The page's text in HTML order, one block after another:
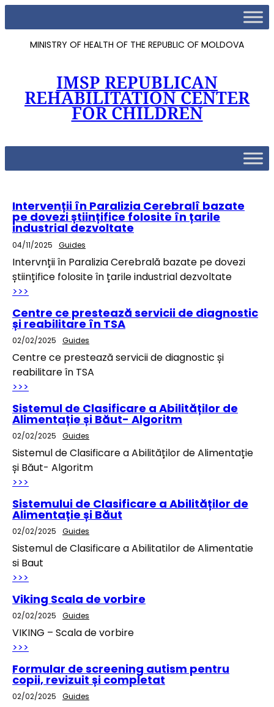
MINISTRY OF HEALTH OF THE REPUBLIC OF MOLDOVA
IMSP REPUBLICAN
REHABILITATION CENTER
FOR CHILDREN
Intervenții în Paralizia Cerebralî bazate
pe dovezi științifice folosite în țarile
industrial dezvoltate
04/11/2025 Guides
Intervnții în Paralizia Cerebrală bazate pe dovezi
științifice folosite în țarile industrial dezvoltate
>>>
Centre ce prestează servicii de diagnostic
și reabilitare în TSA
02/02/2025 Guides
Centre ce prestează servicii de diagnostic și
reabilitare în TSA
>>>
Sistemul de Clasificare a Abilităților de
Alimentație și Băut- Algoritm
02/02/2025 Guides
Sistemul de Clasificare a Abilităților de Alimentație
și Băut- Algoritm
>>>
Sistemului de Clasificare a Abilităților de
Alimentație și Băut
02/02/2025 Guides
Sistemul de Clasificare a Abilitatilor de Alimentatie
si Baut
>>>
Viking Scala de vorbire
02/02/2025 Guides
VIKING – Scala de vorbire
>>>
Formular de screening autism pentru
copii, revizuit și completat
02/02/2025 Guides